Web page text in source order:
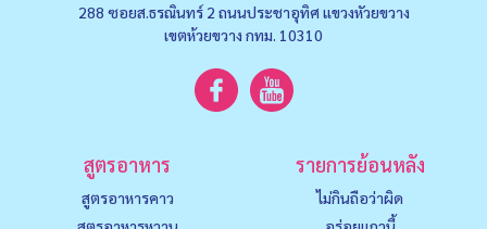
288 ซอยส.ธรณินทร์ 2 ถนนประชาอุทิศ แขวงหัวยขวาง
เขตห้วยขวาง กทม. 10310
สูตรอาหาร
สูตรอาหารคาว
รายการย้อนหลัง
ไม่กินถือว่าผิด